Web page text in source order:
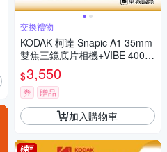
交換禮物
KODAK 柯達 Snapic A1 35mm
雙焦三鏡底片相機+VIBE 400底
片組
$3,550
券 贈品
加入購物車